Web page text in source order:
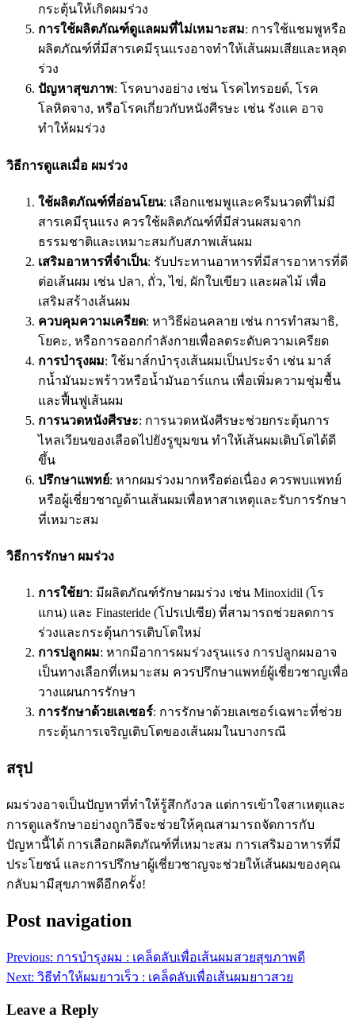
กระตุ้นให้เกิดผมร่วง
การใช้ผลิตภัณฑ์ดูแลผมที่ไม่เหมาะสม: การใช้แชมพูหรือ
ผลิตภัณฑ์ที่มีสารเคมีรุนแรงอาจทำให้เส้นผมเสียและหลุด
ร่วง
ปัญหาสุขภาพ: โรคบางอย่าง เช่น โรคไทรอยด์, โรค
โลหิตจาง, หรือโรคเกี่ยวกับหนังศีรษะ เช่น รังแค อาจ
ทำให้ผมร่วง
วิธีการดูแลเมื่อ ผมร่วง
ใช้ผลิตภัณฑ์ที่อ่อนโยน: เลือกแชมพูและครีมนวดที่ไม่มี
สารเคมีรุนแรง ควรใช้ผลิตภัณฑ์ที่มีส่วนผสมจาก
ธรรมชาติและเหมาะสมกับสภาพเส้นผม
เสริมอาหารที่จำเป็น: รับประทานอาหารที่มีสารอาหารที่ดี
ต่อเส้นผม เช่น ปลา, ถั่ว, ไข่, ผักใบเขียว และผลไม้ เพื่อ
เสริมสร้างเส้นผม
ควบคุมความเครียด: หาวิธีผ่อนคลาย เช่น การทำสมาธิ,
โยคะ, หรือการออกกำลังกายเพื่อลดระดับความเครียด
การบำรุงผม: ใช้มาส์กบำรุงเส้นผมเป็นประจำ เช่น มาส์
กน้ำมันมะพร้าวหรือน้ำมันอาร์แกน เพื่อเพิ่มความชุ่มชื้น
และฟื้นฟูเส้นผม
การนวดหนังศีรษะ: การนวดหนังศีรษะช่วยกระตุ้นการ
ไหลเวียนของเลือดไปยังรูขุมขน ทำให้เส้นผมเติบโตได้ดี
ขึ้น
ปรึกษาแพทย์: หากผมร่วงมากหรือต่อเนื่อง ควรพบแพทย์
หรือผู้เชี่ยวชาญด้านเส้นผมเพื่อหาสาเหตุและรับการรักษา
ที่เหมาะสม
วิธีการรักษา ผมร่วง
การใช้ยา: มีผลิตภัณฑ์รักษาผมร่วง เช่น Minoxidil (โร
แกน) และ Finasteride (โปรเปเซีย) ที่สามารถช่วยลดการ
ร่วงและกระตุ้นการเติบโตใหม่
การปลูกผม: หากมีอาการผมร่วงรุนแรง การปลูกผมอาจ
เป็นทางเลือกที่เหมาะสม ควรปรึกษาแพทย์ผู้เชี่ยวชาญเพื่อ
วางแผนการรักษา
การรักษาด้วยเลเซอร์: การรักษาด้วยเลเซอร์เฉพาะที่ช่วย
กระตุ้นการเจริญเติบโตของเส้นผมในบางกรณี
สรุป
ผมร่วงอาจเป็นปัญหาที่ทำให้รู้สึกกังวล แต่การเข้าใจสาเหตุและ
การดูแลรักษาอย่างถูกวิธีจะช่วยให้คุณสามารถจัดการกับ
ปัญหานี้ได้ การเลือกผลิตภัณฑ์ที่เหมาะสม การเสริมอาหารที่มี
ประโยชน์ และการปรึกษาผู้เชี่ยวชาญจะช่วยให้เส้นผมของคุณ
กลับมามีสุขภาพดีอีกครั้ง!
Post navigation
Previous: การบำรุงผม : เคล็ดลับเพื่อเส้นผมสวยสุขภาพดี
Next: วิธีทำให้ผมยาวเร็ว : เคล็ดลับเพื่อเส้นผมยาวสวย
Leave a Reply